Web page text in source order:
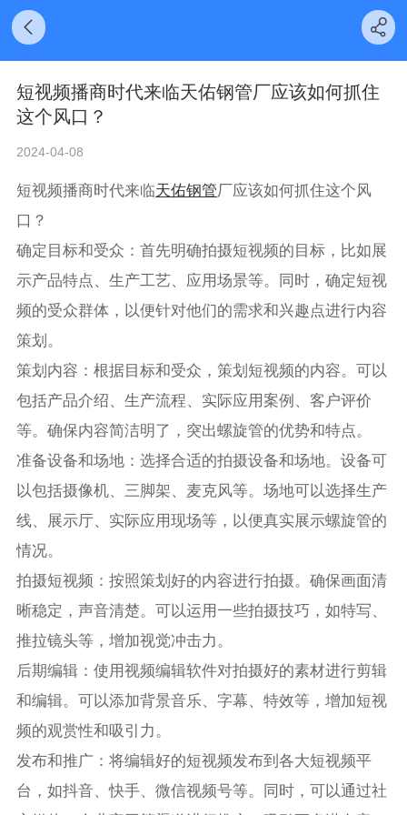
短视频播商时代来临天佑钢管厂应该如何抓住
这个风口？
2024-04-08
短视频播商时代来临天佑钢管厂应该如何抓住这个风
口？
确定目标和受众：首先明确拍摄短视频的目标，比如展
示产品特点、生产工艺、应用场景等。同时，确定短视
频的受众群体，以便针对他们的需求和兴趣点进行内容
策划。
策划内容：根据目标和受众，策划短视频的内容。可以
包括产品介绍、生产流程、实际应用案例、客户评价
等。确保内容简洁明了，突出螺旋管的优势和特点。
准备设备和场地：选择合适的拍摄设备和场地。设备可
以包括摄像机、三脚架、麦克风等。场地可以选择生产
线、展示厅、实际应用现场等，以便真实展示螺旋管的
情况。
拍摄短视频：按照策划好的内容进行拍摄。确保画面清
晰稳定，声音清楚。可以运用一些拍摄技巧，如特写、
推拉镜头等，增加视觉冲击力。
后期编辑：使用视频编辑软件对拍摄好的素材进行剪辑
和编辑。可以添加背景音乐、字幕、特效等，增加短视
频的观赏性和吸引力。
发布和推广：将编辑好的短视频发布到各大短视频平
台，如抖音、快手、微信视频号等。同时，可以通过社